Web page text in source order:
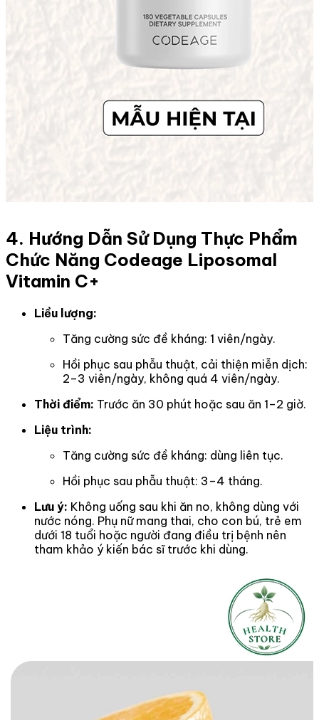
4. Hướng Dẫn Sử Dụng Thực Phẩm
Chức Năng Codeage Liposomal
Vitamin C+
Liều lượng:
Tăng cường sức đề kháng: 1 viên/ngày.
Hồi phục sau phẫu thuật, cải thiện miễn dịch:
2–3 viên/ngày, không quá 4 viên/ngày.
Thời điểm: Trước ăn 30 phút hoặc sau ăn 1–2 giờ.
Liệu trình:
Tăng cường sức đề kháng: dùng liên tục.
Hồi phục sau phẫu thuật: 3–4 tháng.
Lưu ý: Không uống sau khi ăn no, không dùng với
nước nóng. Phụ nữ mang thai, cho con bú, trẻ em
dưới 18 tuổi hoặc người đang điều trị bệnh nên
tham khảo ý kiến bác sĩ trước khi dùng.